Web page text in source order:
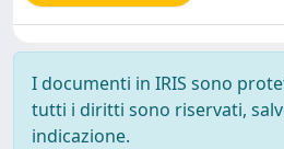
I documenti in IRIS sono
tutti i diritti sono riservati,
indicazione.